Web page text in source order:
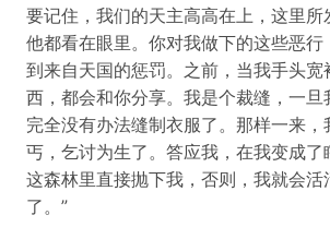
要记住，我们的天主高高在上，这里所
他都看在眼里。你对我做下的这些恶行
到来自天国的惩罚。之前，当我手头
西，都会和你分享。我是个裁缝，一
完全没有办法缝制衣服了。那样一来
丐，乞讨为生了。答应我，在我变成了
这森林里直接抛下我，否则，我就会活
了。”